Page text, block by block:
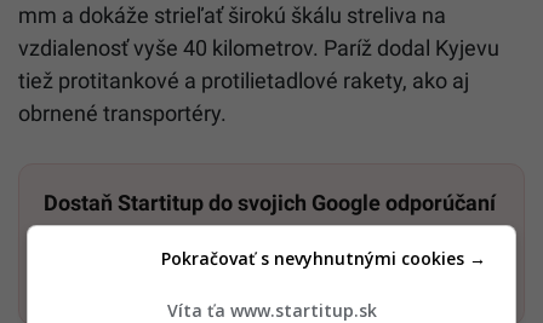
mm a dokáže strieľať širokú škálu streliva na
vzdialenosť vyše 40 kilometrov. Paríž dodal Kyjevu
tiež protitankové a protilietadlové rakety, ako aj
obrnené transportéry.
Dostaň Startitup do svojich Google odporúčaní
Pridať ako preferovaný zdroj
Víta ťa www.startitup.sk
Pokračovať s nevyhnutnými cookies →